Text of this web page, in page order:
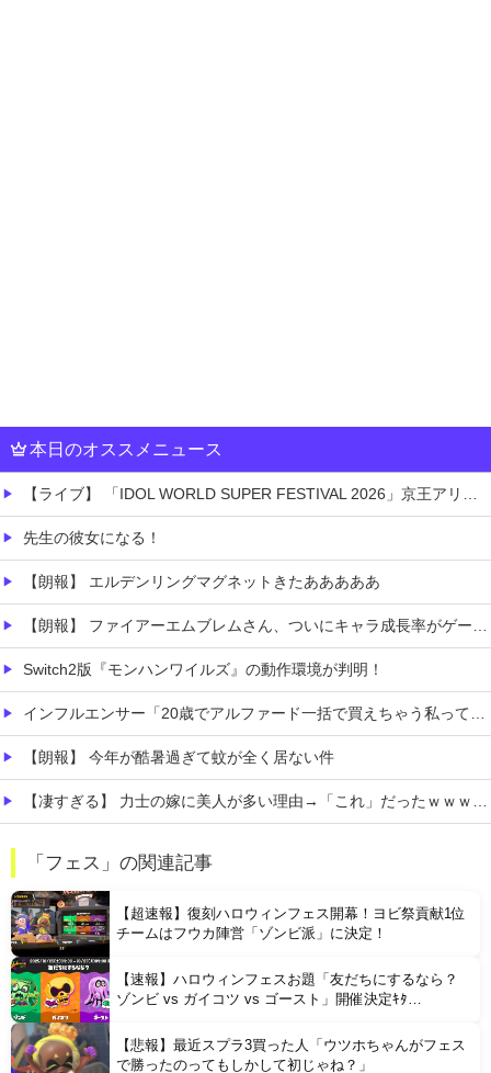
本日のオススメニュース
【ライブ】 「IDOL WORLD SUPER FESTIVAL 2026」京王アリーナTOKYO開催決定
先生の彼女になる！
【朗報】 エルデンリングマグネットきたあああああ
【朗報】 ファイアーエムブレムさん、ついにキャラ成長率がゲーム内で見れるようになる
Switch2版『モンハンワイルズ』の動作環境が判明！
インフルエンサー「20歳でアルファード一括で買えちゃう私って素敵」
【朗報】 今年が酷暑過ぎて蚊が全く居ない件
【凄すぎる】 力士の嫁に美人が多い理由→「これ」だったｗｗｗｗｗｗｗ
住宅営業マン「あっ、遅れてしまってすみませ～ん(笑)」 客「…今日、契約日ですよね？」→こうなるｗｗｗ
Powered by livedoor 相互RSS
「フェス」の関連記事
【超速報】復刻ハロウィンフェス開幕！ヨビ祭貢献1位
チームはフウカ陣営「ゾンビ派」に決定！
【速報】ハロウィンフェスお題「友だちにするなら？
ゾンビ vs ガイコツ vs ゴースト」開催決定ｷﾀ
【悲報】最近スプラ3買った人「ウツホちゃんがフェス
で勝ったのってもしかして初じゃね？」